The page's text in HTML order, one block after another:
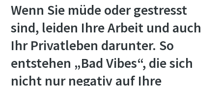
Wenn Sie müde oder gestresst
sind, leiden Ihre Arbeit und auch
Ihr Privatleben darunter. So
entstehen „Bad Vibes“, die sich
nicht nur negativ auf Ihre